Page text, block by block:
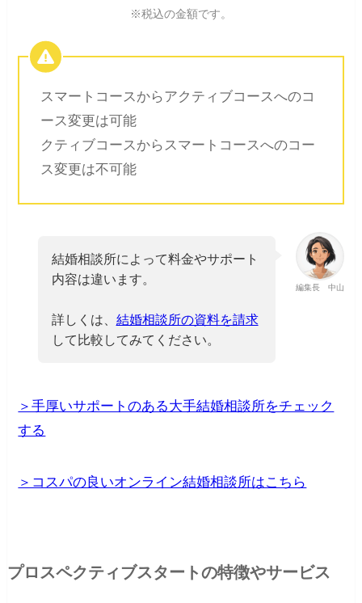
※税込の金額です。
スマートコースからアクティブコースへのコ
ース変更は可能
クティブコースからスマートコースへのコー
ス変更は不可能
編集長 中山
結婚相談所によって料金やサポート
内容は違います。
詳しくは、 結婚相談所の資料を請求
して比較してみてください。
＞手厚いサポートのある大手結婚相談所をチェック
する
＞コスパの良いオンライン結婚相談所はこちら
プロスペクティブスタートの特徴やサービス